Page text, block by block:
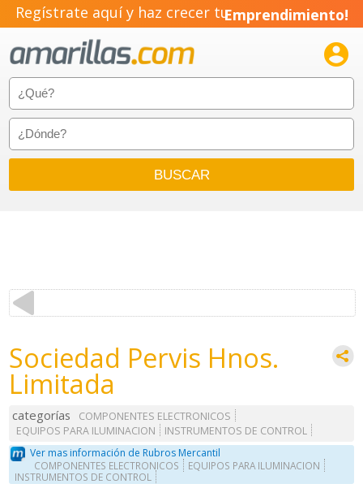
Regístrate aquí y haz crecer tuEmprendimiento!

Sociedad Pervis Hnos.
Limitada
categorías
COMPONENTES ELECTRONICOS
EQUIPOS PARA ILUMINACION
INSTRUMENTOS DE CONTROL
Ver mas información de Rubros Mercantil
COMPONENTES ELECTRONICOS
EQUIPOS PARA ILUMINACION
INSTRUMENTOS DE CONTROL